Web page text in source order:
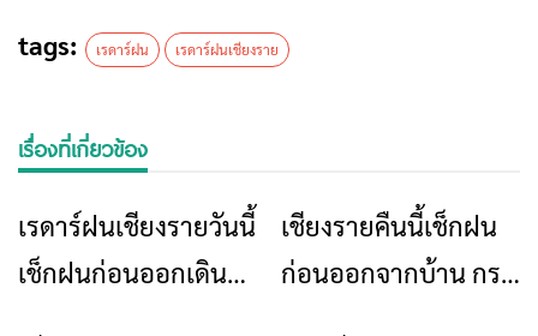
tags: เรดาร์ฝน เรดาร์ฝนเชียงราย
เรื่องที่เกี่ยวข้อง
ข่าวเชียงราย
เรดาร์ฝนเชียงรายวันนี้
เช็กฝนก่อนออกเดิน
ข่าวเชียงราย
เชียงรายคืนนี้เช็กฝน
ก่อนออกจากบ้าน กรม